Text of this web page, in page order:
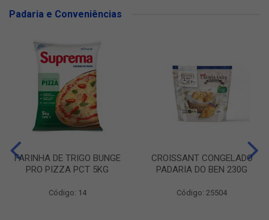
Padaria e Conveniências
FARINHA DE TRIGO BUNGE
PRO PIZZA PCT 5KG
Código: 14
CROISSANT CONGELADO
PADARIA DO BEN 230G
Código: 25504